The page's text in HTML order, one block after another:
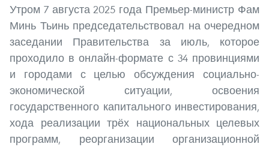
Утром 7 августа 2025 года Премьер-министр Фам
Минь Тьинь председательствовал на очередном
заседании Правительства за июль, которое
проходило в онлайн-формате с 34 провинциями
и городами с целью обсуждения социально-
экономической ситуации, освоения
государственного капитального инвестирования,
хода реализации трёх национальных целевых
программ, реорганизации организационной